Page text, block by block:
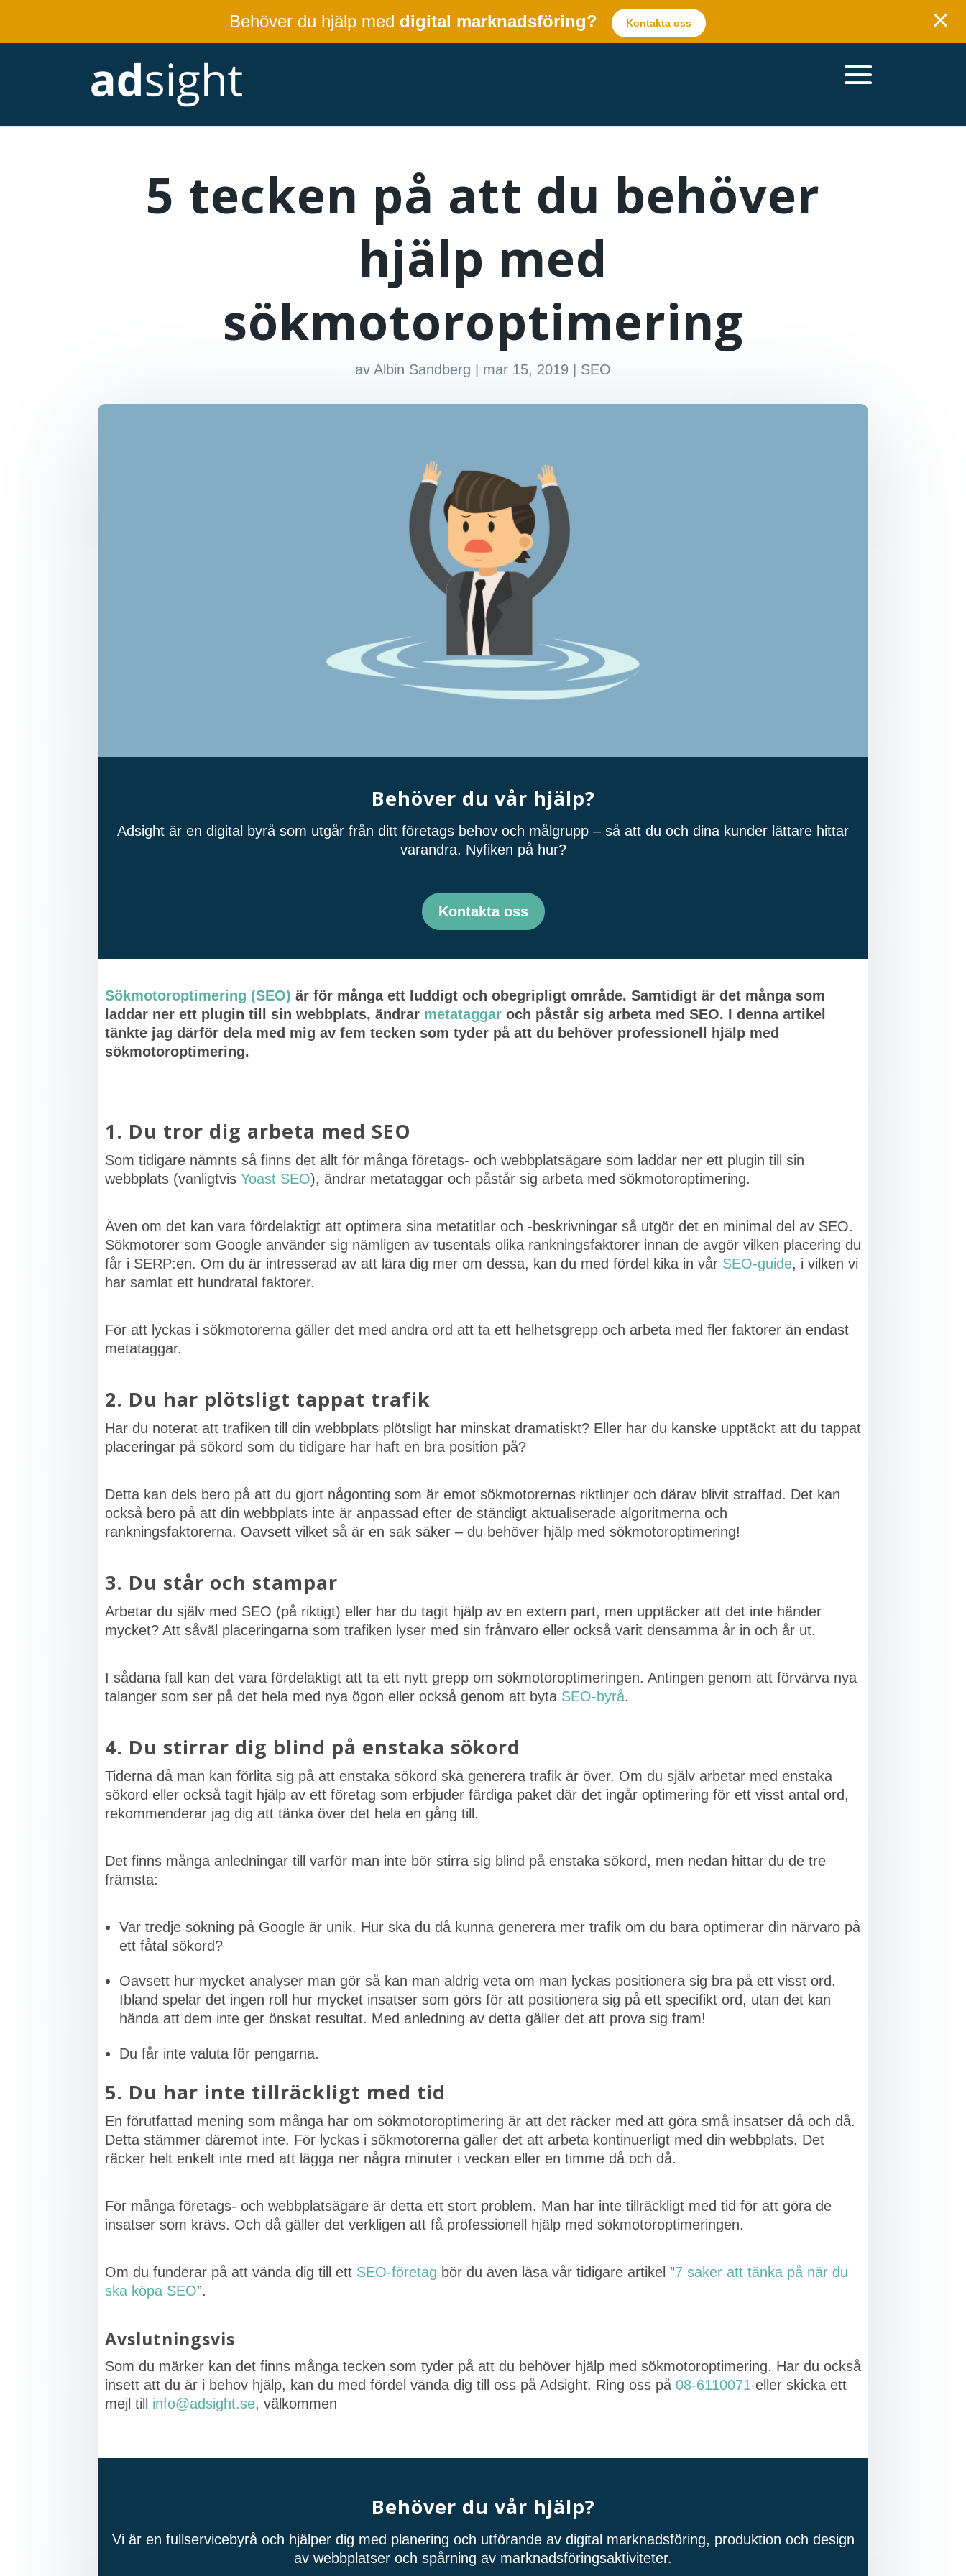
Behöver du hjälp med digital marknadsföring? Kontakta oss
5 tecken på att du behöver
hjälp med
sökmotoroptimering
av Albin Sandberg mar 15, 2019 SEO
Behöver du vår hjälp?
Adsight är en digital byrå som utgår från ditt företags behov och målgrupp – så att du och dina kunder lättare hittar
varandra. Nyfiken på hur?
Kontakta oss
Sökmotoroptimering (SEO) är för många ett luddigt och obegripligt område. Samtidigt är det många som
laddar ner ett plugin till sin webbplats, ändrar metataggar och påstår sig arbeta med SEO. I denna artikel
tänkte jag därför dela med mig av fem tecken som tyder på att du behöver professionell hjälp med
sökmotoroptimering.
1. Du tror dig arbeta med SEO
Som tidigare nämnts så finns det allt för många företags- och webbplatsägare som laddar ner ett plugin till sin
webbplats (vanligtvis Yoast SEO), ändrar metataggar och påstår sig arbeta med sökmotoroptimering.
Även om det kan vara fördelaktigt att optimera sina metatitlar och -beskrivningar så utgör det en minimal del av SEO.
Sökmotorer som Google använder sig nämligen av tusentals olika rankningsfaktorer innan de avgör vilken placering du
får i SERP:en. Om du är intresserad av att lära dig mer om dessa, kan du med fördel kika in vår SEO-guide, i vilken vi
har samlat ett hundratal faktorer.
För att lyckas i sökmotorerna gäller det med andra ord att ta ett helhetsgrepp och arbeta med fler faktorer än endast
metataggar.
2. Du har plötsligt tappat trafik
Har du noterat att trafiken till din webbplats plötsligt har minskat dramatiskt? Eller har du kanske upptäckt att du tappat
placeringar på sökord som du tidigare har haft en bra position på?
Detta kan dels bero på att du gjort någonting som är emot sökmotorernas riktlinjer och därav blivit straffad. Det kan
också bero på att din webbplats inte är anpassad efter de ständigt aktualiserade algoritmerna och
rankningsfaktorerna. Oavsett vilket så är en sak säker – du behöver hjälp med sökmotoroptimering!
3. Du står och stampar
Arbetar du själv med SEO (på riktigt) eller har du tagit hjälp av en extern part, men upptäcker att det inte händer
mycket? Att såväl placeringarna som trafiken lyser med sin frånvaro eller också varit densamma år in och år ut.
I sådana fall kan det vara fördelaktigt att ta ett nytt grepp om sökmotoroptimeringen. Antingen genom att förvärva nya
talanger som ser på det hela med nya ögon eller också genom att byta SEO-byrå.
4. Du stirrar dig blind på enstaka sökord
Tiderna då man kan förlita sig på att enstaka sökord ska generera trafik är över. Om du själv arbetar med enstaka
sökord eller också tagit hjälp av ett företag som erbjuder färdiga paket där det ingår optimering för ett visst antal ord,
rekommenderar jag dig att tänka över det hela en gång till.
Det finns många anledningar till varför man inte bör stirra sig blind på enstaka sökord, men nedan hittar du de tre
främsta:
Var tredje sökning på Google är unik. Hur ska du då kunna generera mer trafik om du bara optimerar din närvaro på
ett fåtal sökord?
Oavsett hur mycket analyser man gör så kan man aldrig veta om man lyckas positionera sig bra på ett visst ord.
Ibland spelar det ingen roll hur mycket insatser som görs för att positionera sig på ett specifikt ord, utan det kan
hända att dem inte ger önskat resultat. Med anledning av detta gäller det att prova sig fram!
Du får inte valuta för pengarna.
5. Du har inte tillräckligt med tid
En förutfattad mening som många har om sökmotoroptimering är att det räcker med att göra små insatser då och då.
Detta stämmer däremot inte. För lyckas i sökmotorerna gäller det att arbeta kontinuerligt med din webbplats. Det
räcker helt enkelt inte med att lägga ner några minuter i veckan eller en timme då och då.
För många företags- och webbplatsägare är detta ett stort problem. Man har inte tillräckligt med tid för att göra de
insatser som krävs. Och då gäller det verkligen att få professionell hjälp med sökmotoroptimeringen.
Om du funderar på att vända dig till ett SEO-företag bör du även läsa vår tidigare artikel ”7 saker att tänka på när du
ska köpa SEO”.
Avslutningsvis
Som du märker kan det finns många tecken som tyder på att du behöver hjälp med sökmotoroptimering. Har du också
insett att du är i behov hjälp, kan du med fördel vända dig till oss på Adsight. Ring oss på 08-6110071 eller skicka ett
mejl till info@adsight.se, välkommen
Behöver du vår hjälp?
Vi är en fullservicebyrå och hjälper dig med planering och utförande av digital marknadsföring, produktion och design
av webbplatser och spårning av marknadsföringsaktiviteter.